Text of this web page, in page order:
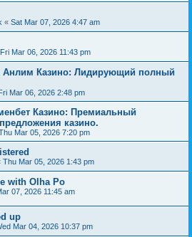
« Sat Mar 07, 2026 4:47 am
Fri Mar 06, 2026 11:43 pm
Анлим Казино: Лидирующий полный
Mar 06, 2026 2:48 pm
Казино: Премиальный
казино.
Mar 05, 2026 7:20 pm
Thu Mar 05, 2026 1:43 pm
with Olha Po
07, 2026 11:45 am
up
Mar 04, 2026 10:37 pm